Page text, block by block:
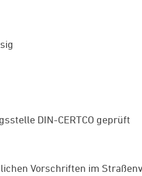
DIN-CERTCO geprüft
Vorschriften im